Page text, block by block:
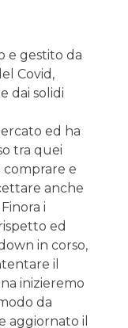
e gestito da
Covid,
dai solidi
ed ha
tra quei
e
anche
i
ed
in corso,
il
inizieremo
da
aggiornato il